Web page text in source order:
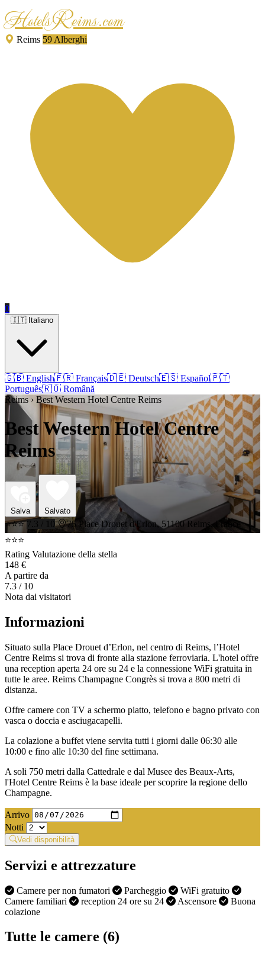
HotelsReims.com
Reims 59 Alberghi
0
🇬🇧 English🇫🇷 Français🇩🇪 Deutsch🇪🇸 Español🇵🇹
Português🇷🇴 Română
Reims › Best Western Hotel Centre Reims
Best Western Hotel Centre
Reims
Salva Salvato
⭐⭐⭐ 7.3 / 10
75 Place Drouet d'Erlon, 51100 Reims, France
⭐⭐⭐
Rating Valutazione della stella
148 €
A partire da
7.3 / 10
Nota dai visitatori
Informazioni
Situato sulla Place Drouet d’Erlon, nel centro di Reims, l’Hotel
Centre Reims si trova di fronte alla stazione ferroviaria. L'hotel offre
una reception aperta 24 ore su 24 e la connessione WiFi gratuita in
tutte le aree. Reims Champagne Congrès si trova a 800 metri di
distanza.
Offre camere con TV a schermo piatto, telefono e bagno privato con
vasca o doccia e asciugacapelli.
La colazione a buffet viene servita tutti i giorni dalle 06:30 alle
10:00 e fino alle 10:30 del fine settimana.
A soli 750 metri dalla Cattedrale e dal Musee des Beaux-Arts,
l'Hotel Centre Reims è la base ideale per scoprire la regione dello
Champagne.
Arrivo
Notti
Vedi disponibilità
Servizi e attrezzature
Camere per non fumatori Parcheggio
WiFi gratuito
Camere familiari
reception 24 ore su 24 Ascensore
Buona
colazione
Tutte le camere (6)